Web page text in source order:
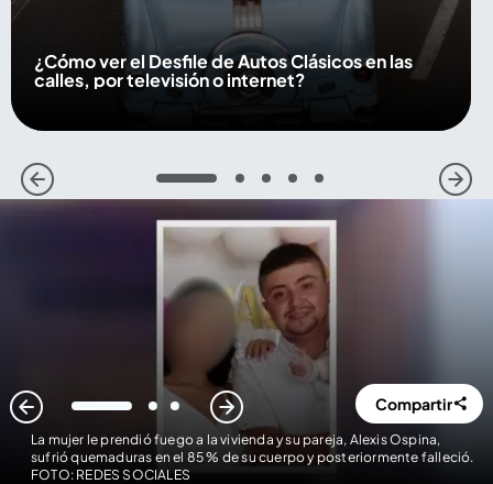
¿Cómo ver el Desfile de Autos Clásicos en las
calles, por televisión o internet?
1 2 3 4 5
La mujer le prendió fuego a la vivienda y su pareja, Alexis Ospina,
sufrió quemaduras en el 85 % de su cuerpo y posteriormente falleció.
FOTO: REDES SOCIALES
1 2 3 Compartir